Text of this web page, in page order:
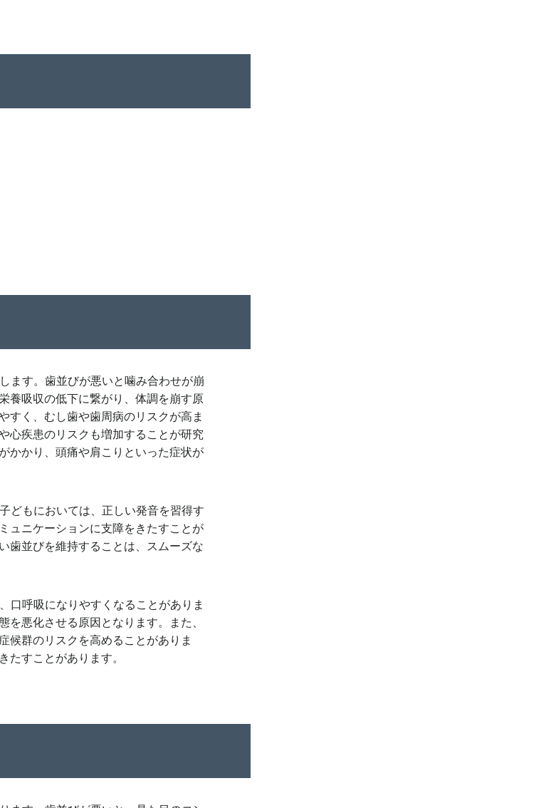
ます。歯並びが悪いと噛み合わせが崩
養吸収の低下に繋がり、体調を崩す原
すく、むし歯や歯周病のリスクが高ま
心疾患のリスクも増加することが研究
かかり、頭痛や肩こりといった症状が
どもにおいては、正しい発音を習得す
ュニケーションに支障をきたすことが
歯並びを維持することは、スムーズな
口呼吸になりやすくなることがありま
悪化させる原因となります。また、
候群のリスクを高めることがありま
たすことがあります。